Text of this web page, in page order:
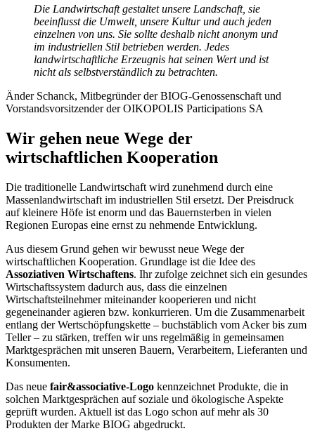
Die Landwirtschaft gestaltet unsere Landschaft, sie
beeinflusst die Umwelt, unsere Kultur und auch jeden
einzelnen von uns. Sie sollte deshalb nicht anonym und
im industriellen Stil betrieben werden. Jedes
landwirtschaftliche Erzeugnis hat seinen Wert und ist
nicht als selbstverständlich zu betrachten.
Änder Schanck, Mitbegründer der BIOG-Genossenschaft und
Vorstandsvorsitzender der OIKOPOLIS Participations SA
Wir gehen neue Wege der
wirtschaftlichen Kooperation
Die traditionelle Landwirtschaft wird zunehmend durch eine
Massenlandwirtschaft im industriellen Stil ersetzt. Der Preisdruck
auf kleinere Höfe ist enorm und das Bauernsterben in vielen
Regionen Europas eine ernst zu nehmende Entwicklung.
Aus diesem Grund gehen wir bewusst neue Wege der
wirtschaftlichen Kooperation. Grundlage ist die Idee des
Assoziativen Wirtschaftens. Ihr zufolge zeichnet sich ein gesundes
Wirtschaftssystem dadurch aus, dass die einzelnen
Wirtschaftsteilnehmer miteinander kooperieren und nicht
gegeneinander agieren bzw. konkurrieren. Um die Zusammenarbeit
entlang der Wertschöpfungskette – buchstäblich vom Acker bis zum
Teller – zu stärken, treffen wir uns regelmäßig in gemeinsamen
Marktgesprächen mit unseren Bauern, Verarbeitern, Lieferanten und
Konsumenten.
Das neue fair&associative-Logo kennzeichnet Produkte, die in
solchen Marktgesprächen auf soziale und ökologische Aspekte
geprüft wurden. Aktuell ist das Logo schon auf mehr als 30
Produkten der Marke BIOG abgedruckt.